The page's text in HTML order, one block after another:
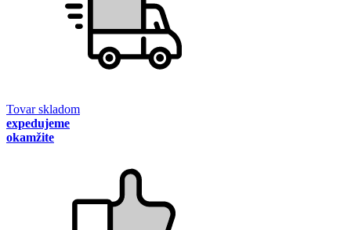
Tovar skladom
expedujeme
okamžite